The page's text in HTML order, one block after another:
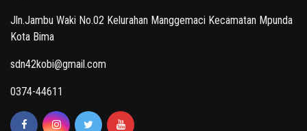
Jln.Jambu Waki No.02 Kelurahan Manggemaci Kecamatan Mpunda
Kota Bima
sdn42kobi@gmail.com
0374-44611